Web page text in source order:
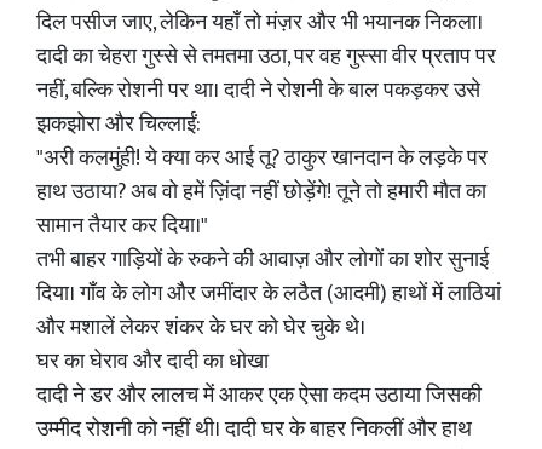
दिल पसीज जाए, लेकिन यहाँ तो मंज़र और भी भयानक निकला।
दादी का चेहरा गुस्से से तमतमा उठा, पर वह गुस्सा वीर प्रताप पर
नहीं, बल्कि रोशनी पर था। दादी ने रोशनी के बाल पकड़कर उसे
झकझोरा और चिल्लाईं:
"अरी कलमुंही! ये क्या कर आई तू? ठाकुर खानदान के लड़के पर
हाथ उठाया? अब वो हमें ज़िंदा नहीं छोड़ेंगे! तूने तो हमारी मौत का
सामान तैयार कर दिया।"
तभी बाहर गाड़ियों के रुकने की आवाज़ और लोगों का शोर सुनाई
दिया। गाँव के लोग और जमींदार के लठैत (आदमी) हाथों में लाठियां
और मशालें लेकर शंकर के घर को घेर चुके थे।
घर का घेराव और दादी का धोखा
दादी ने डर और लालच में आकर एक ऐसा कदम उठाया जिसकी
उम्मीद रोशनी को नहीं थी। दादी घर के बाहर निकलीं और हाथ